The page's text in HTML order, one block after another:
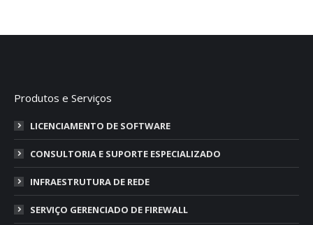
Produtos e Serviços
LICENCIAMENTO DE SOFTWARE
CONSULTORIA E SUPORTE ESPECIALIZADO
INFRAESTRUTURA DE REDE
SERVIÇO GERENCIADO DE FIREWALL